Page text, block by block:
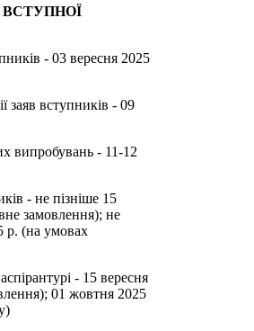
- 03 вересня 2025
заяв вступників - 09
випробувань - 11-12
- не пізніше 15
замовлення); не
р. (на умовах
- 15 вересня
01 жовтня 2025